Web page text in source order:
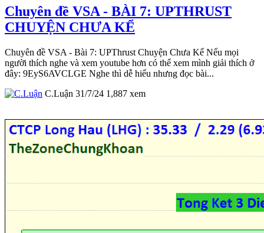
Chuyên đề VSA - BÀI 7: UPTHRUST
CHUYỆN CHƯA KỂ
Chuyên đề VSA - Bài 7: UPThrust Chuyện Chưa Kể Nếu mọi
người thích nghe và xem youtube hơn có thể xem mình giải thích ở
đây: 9EyS6AVCLGE Nghe thì dễ hiểu nhưng đọc bài...
C.Luận 31/7/24 1,887 xem